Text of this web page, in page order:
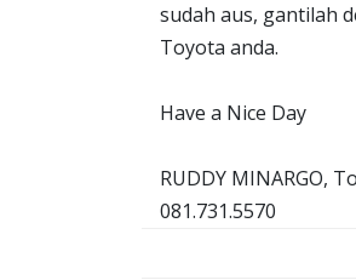
sudah aus, gantilah
Toyota anda.
Have a Nice Day
RUDDY MINARGO,
081.731.5570